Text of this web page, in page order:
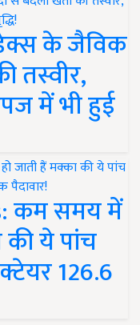
के जैविक
तस्वीर,
में भी हुई
कम समय में
की ये पांच
126.6